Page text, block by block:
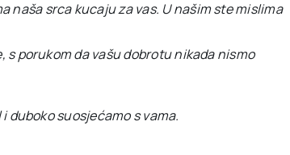
naša srca kucaju za vas. U našim ste mislima
porukom da vašu dobrotu nikada nismo
duboko suosjećamo s vama.